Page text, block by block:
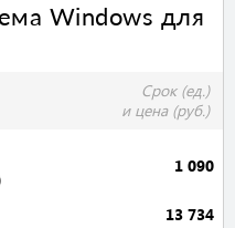
Windows для
Срок (ед.)
и цена (руб.)
1 090
13 734